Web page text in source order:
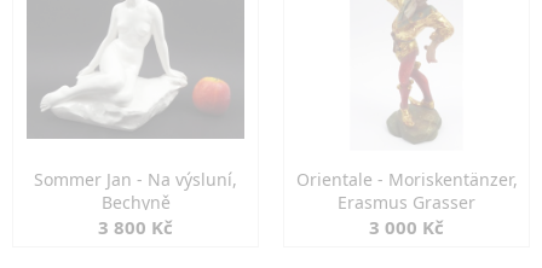
Sommer Jan - Na výsluní,
Bechyně
3 800 Kč
Orientale - Moriskentänzer,
Erasmus Grasser
3 000 Kč